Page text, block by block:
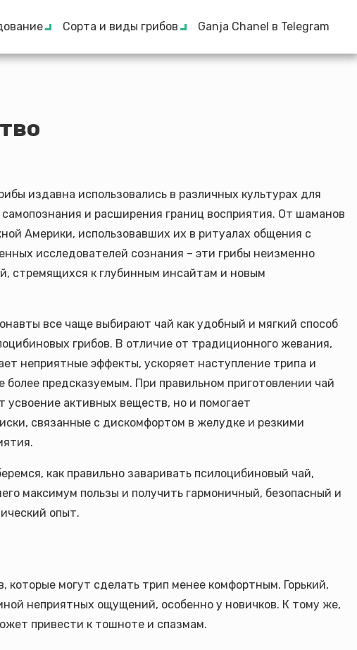
Сорта и виды грибов Ganja Chanel в Telegram
издавна использовались в различных культурах для
и расширения границ восприятия. От шаманов
Америки, использовавших их в ритуалах общения с
исследователей сознания – эти грибы неизменно
стремящихся к глубинным инсайтам и новым
все чаще выбирают чай как удобный и мягкий способ
грибов. В отличие от традиционного жевания,
неприятные эффекты, ускоряет наступление трипа и
более предсказуемым. При правильном приготовлении чай
усвоение активных веществ, но и помогает
связанные с дискомфортом в желудке и резкими
как правильно заваривать псилоцибиновый чай,
максимум пользы и получить гармоничный, безопасный и
опыт.
могут сделать трип менее комфортным. Горький,
неприятных ощущений, особенно у новичков. К тому же,
привести к тошноте и спазмам.